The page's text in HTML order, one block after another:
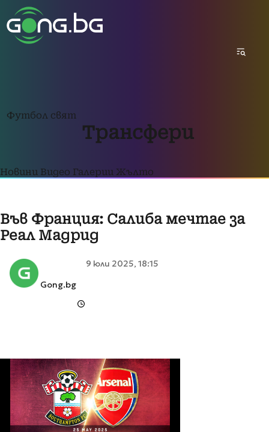
Футбол свят
Трансфери
Новини Видео Галерии Жълто
Във Франция: Салиба мечтае за
Реал Мадрид
Gong.bg
9 юли 2025, 18:15